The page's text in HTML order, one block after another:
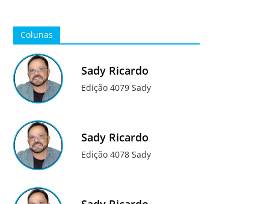
Colunas
Sady Ricardo
Edição 4079 Sady
Sady Ricardo
Edição 4078 Sady